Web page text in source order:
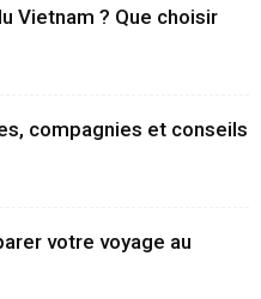
Vietnam ? Que choisir
compagnies et conseils
votre voyage au